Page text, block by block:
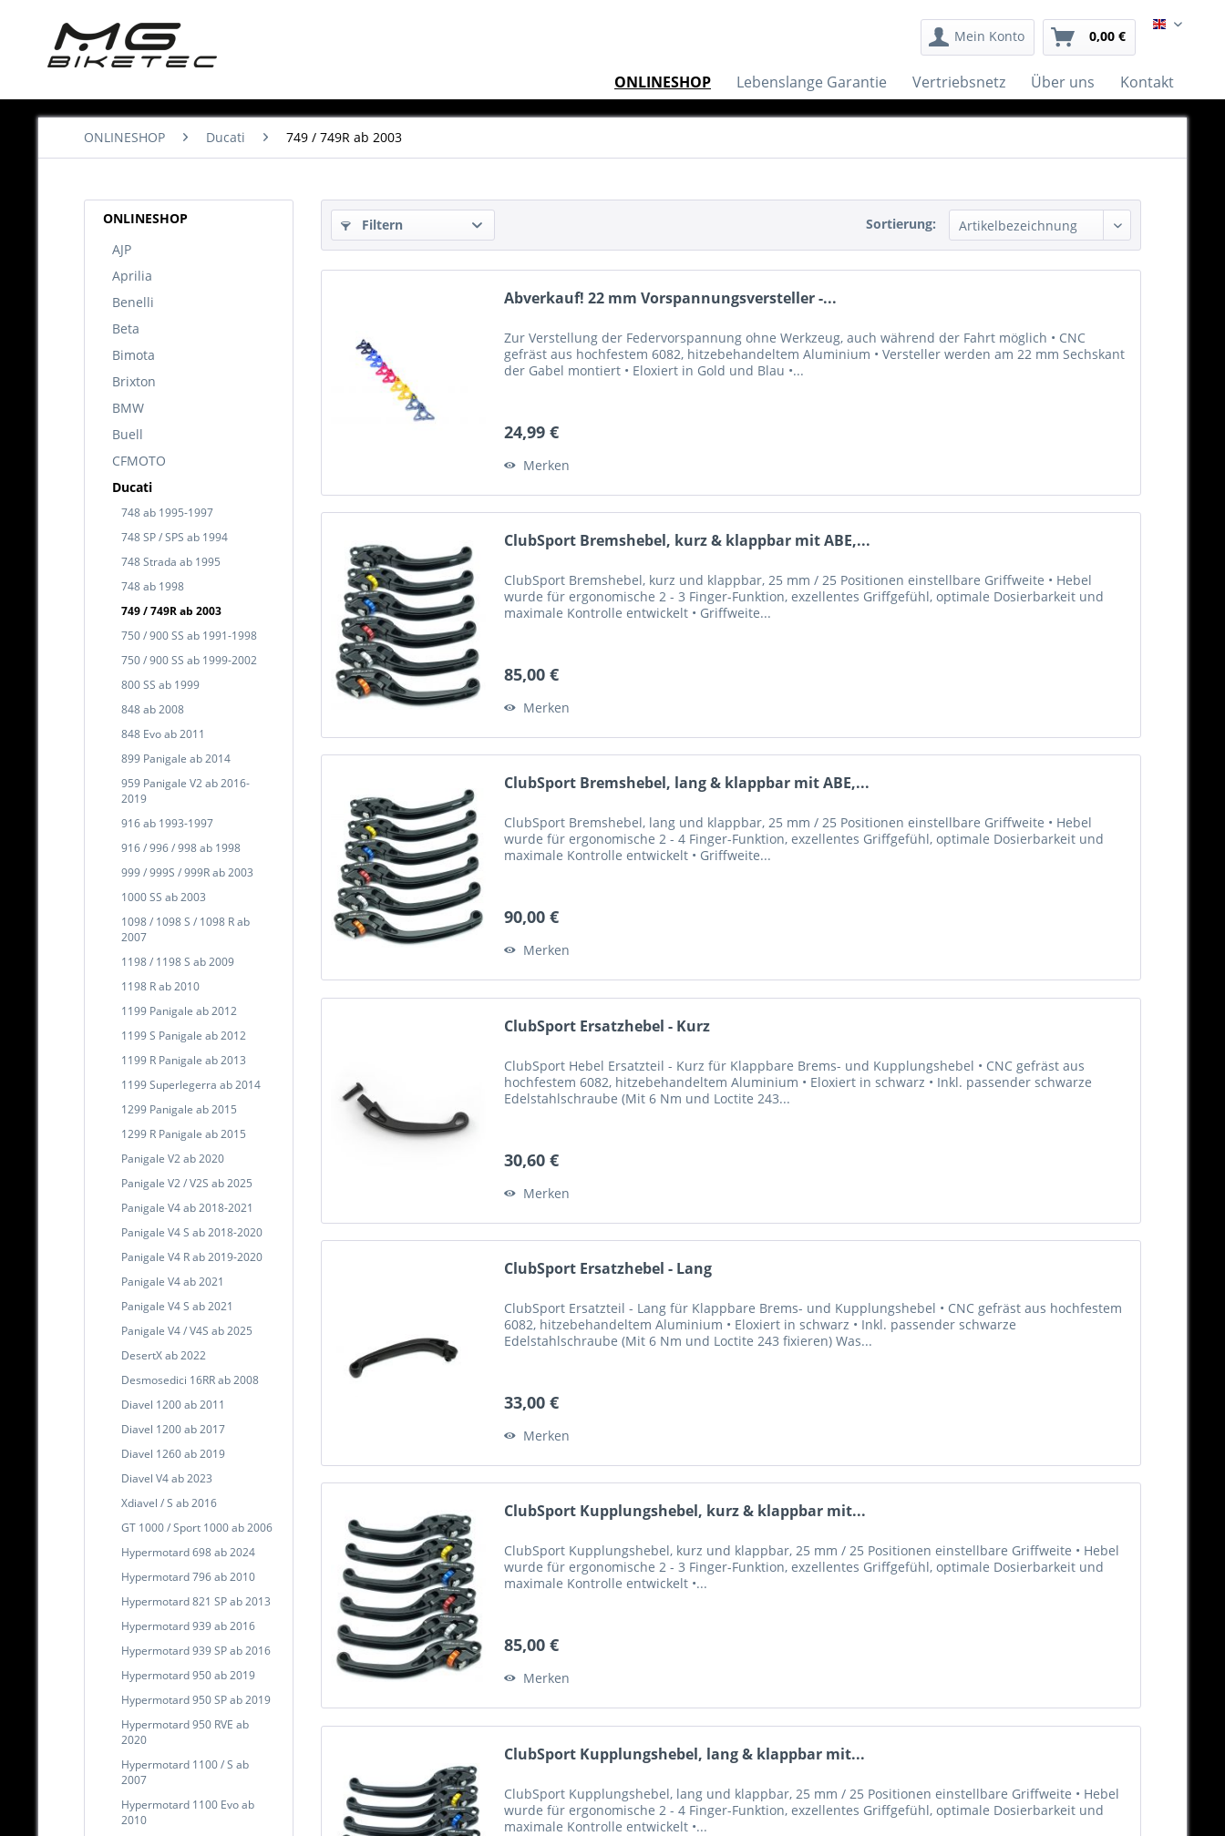
Mein Konto 0,00 € English
ONLINESHOP Lebenslange Garantie Vertriebsnetz Über uns Kontakt
ONLINESHOP Ducati 749 / 749R ab 2003
ONLINESHOP
AJP
Aprilia
Benelli
Beta
Bimota
Brixton
BMW
Buell
CFMOTO
Ducati
748 ab 1995-1997
748 SP / SPS ab 1994
748 Strada ab 1995
748 ab 1998
749 / 749R ab 2003
750 / 900 SS ab 1991-1998
750 / 900 SS ab 1999-2002
800 SS ab 1999
848 ab 2008
848 Evo ab 2011
899 Panigale ab 2014
959 Panigale V2 ab 2016-
2019
916 ab 1993-1997
916 / 996 / 998 ab 1998
999 / 999S / 999R ab 2003
1000 SS ab 2003
1098 / 1098 S / 1098 R ab
2007
1198 / 1198 S ab 2009
1198 R ab 2010
1199 Panigale ab 2012
1199 S Panigale ab 2012
1199 R Panigale ab 2013
1199 Superlegerra ab 2014
1299 Panigale ab 2015
1299 R Panigale ab 2015
Panigale V2 ab 2020
Panigale V2 / V2S ab 2025
Panigale V4 ab 2018-2021
Panigale V4 S ab 2018-2020
Panigale V4 R ab 2019-2020
Panigale V4 ab 2021
Panigale V4 S ab 2021
Panigale V4 / V4S ab 2025
DesertX ab 2022
Desmosedici 16RR ab 2008
Diavel 1200 ab 2011
Diavel 1200 ab 2017
Diavel 1260 ab 2019
Diavel V4 ab 2023
Xdiavel / S ab 2016
GT 1000 / Sport 1000 ab 2006
Hypermotard 698 ab 2024
Hypermotard 796 ab 2010
Hypermotard 821 SP ab 2013
Hypermotard 939 ab 2016
Hypermotard 939 SP ab 2016
Hypermotard 950 ab 2019
Hypermotard 950 SP ab 2019
Hypermotard 950 RVE ab
2020
Hypermotard 1100 / S ab
2007
Hypermotard 1100 Evo ab
2010
Filtern Sortierung:
Abverkauf! 22 mm Vorspannungsversteller -...
Zur Verstellung der Federvorspannung ohne Werkzeug, auch während der Fahrt möglich • CNC
gefräst aus hochfestem 6082, hitzebehandeltem Aluminium • Versteller werden am 22 mm Sechskant
der Gabel montiert • Eloxiert in Gold und Blau •...
24,99 €
Merken
ClubSport Bremshebel, kurz & klappbar mit ABE,...
ClubSport Bremshebel, kurz und klappbar, 25 mm / 25 Positionen einstellbare Griffweite • Hebel
wurde für ergonomische 2 - 3 Finger-Funktion, exzellentes Griffgefühl, optimale Dosierbarkeit und
maximale Kontrolle entwickelt • Griffweite...
85,00 €
Merken
ClubSport Bremshebel, lang & klappbar mit ABE,...
ClubSport Bremshebel, lang und klappbar, 25 mm / 25 Positionen einstellbare Griffweite • Hebel
wurde für ergonomische 2 - 4 Finger-Funktion, exzellentes Griffgefühl, optimale Dosierbarkeit und
maximale Kontrolle entwickelt • Griffweite...
90,00 €
Merken
ClubSport Ersatzhebel - Kurz
ClubSport Hebel Ersatzteil - Kurz für Klappbare Brems- und Kupplungshebel • CNC gefräst aus
hochfestem 6082, hitzebehandeltem Aluminium • Eloxiert in schwarz • Inkl. passender schwarze
Edelstahlschraube (Mit 6 Nm und Loctite 243...
30,60 €
Merken
ClubSport Ersatzhebel - Lang
ClubSport Ersatzteil - Lang für Klappbare Brems- und Kupplungshebel • CNC gefräst aus hochfestem
6082, hitzebehandeltem Aluminium • Eloxiert in schwarz • Inkl. passender schwarze
Edelstahlschraube (Mit 6 Nm und Loctite 243 fixieren) Was...
33,00 €
Merken
ClubSport Kupplungshebel, kurz & klappbar mit...
ClubSport Kupplungshebel, kurz und klappbar, 25 mm / 25 Positionen einstellbare Griffweite • Hebel
wurde für ergonomische 2 - 3 Finger-Funktion, exzellentes Griffgefühl, optimale Dosierbarkeit und
maximale Kontrolle entwickelt •...
85,00 €
Merken
ClubSport Kupplungshebel, lang & klappbar mit...
ClubSport Kupplungshebel, lang und klappbar, 25 mm / 25 Positionen einstellbare Griffweite • Hebel
wurde für ergonomische 2 - 4 Finger-Funktion, exzellentes Griffgefühl, optimale Dosierbarkeit und
maximale Kontrolle entwickelt •...